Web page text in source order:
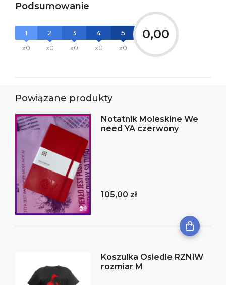
Podsumowanie
1
x0
2
x0
3
x0
4
x0
5
x0
0,00
Powiązane produkty
Notatnik Moleskine We
need YA czerwony
105,00 zł
Koszulka Osiedle RZNiW
rozmiar M